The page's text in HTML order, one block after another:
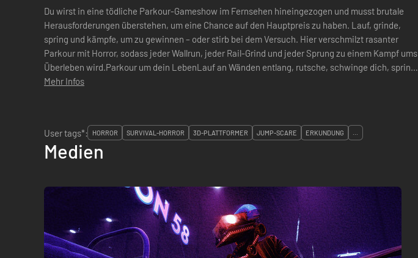
Du wirst in eine tödliche Parkour-Gameshow im Fernsehen hineingezogen und musst brutale
Herausforderungen überstehen, um eine Chance auf den Hauptpreis zu haben. Lauf, grinde,
spring und kämpfe, um zu gewinnen – oder stirb bei dem Versuch. Hier verschmilzt rasanter
Parkour mit Horror, sodass jeder Wallrun, jeder Rail-Grind und jeder Sprung zu einem Kampf ums
Überleben wird.Parkour um dein LebenLauf an Wänden entlang, rutsche, schwinge dich, springe
und grinde auf Geländern durch Frankies...
Mehr Infos
User tags*:
HORROR SURVIVAL-HORROR 3D-PLATTFORMER JUMP-SCARE ERKUNDUNG ...
Medien